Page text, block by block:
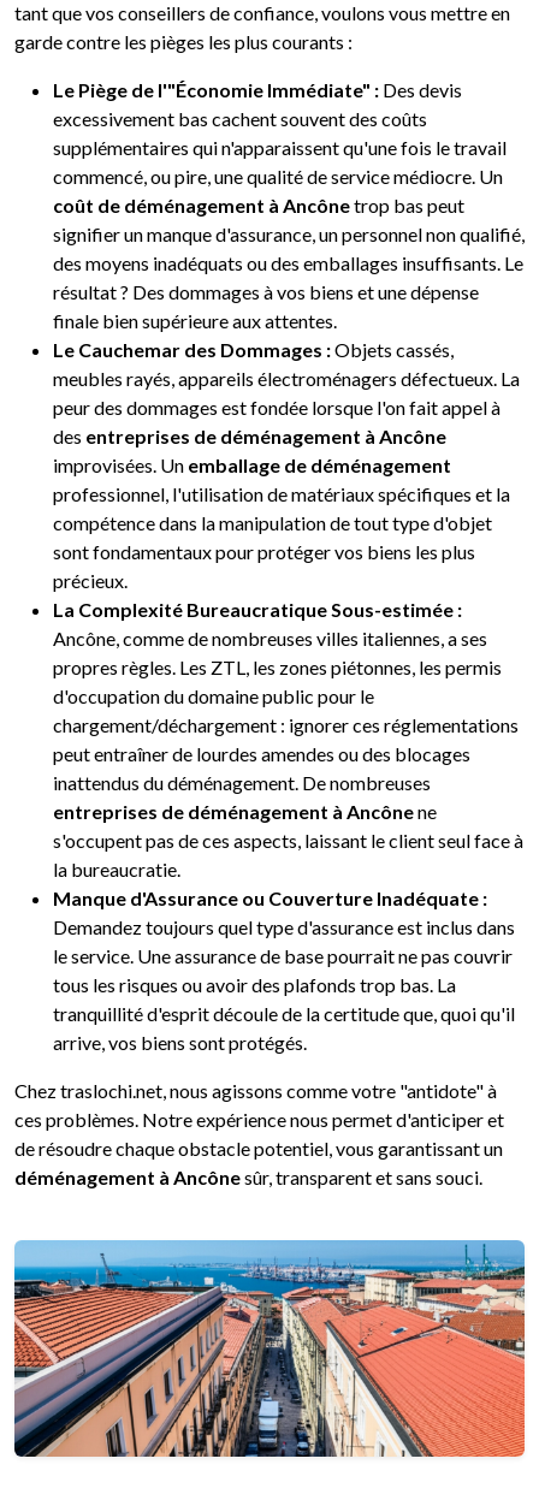
tant que vos conseillers de confiance, voulons vous mettre en
garde contre les pièges les plus courants :
Le Piège de l'"Économie Immédiate" : Des devis
excessivement bas cachent souvent des coûts
supplémentaires qui n'apparaissent qu'une fois le travail
commencé, ou pire, une qualité de service médiocre. Un
coût de déménagement à Ancônetrop bas peut
signifier un manque d'assurance, un personnel non qualifié,
des moyens inadéquats ou des emballages insuffisants. Le
résultat ? Des dommages à vos biens et une dépense
finale bien supérieure aux attentes.
Le Cauchemar des Dommages :Objets cassés,
meubles rayés, appareils électroménagers défectueux. La
peur des dommages est fondée lorsque l'on fait appel à
des entreprises de déménagement à Ancône
improvisées. Un emballage de déménagement
professionnel, l'utilisation de matériaux spécifiques et la
compétence dans la manipulation de tout type d'objet
sont fondamentaux pour protéger vos biens les plus
précieux.
La Complexité Bureaucratique Sous-estimée :
Ancône, comme de nombreuses villes italiennes, a ses
propres règles. Les ZTL, les zones piétonnes, les permis
d'occupation du domaine public pour le
chargement/déchargement : ignorer ces réglementations
peut entraîner de lourdes amendes ou des blocages
inattendus du déménagement. De nombreuses
entreprises de déménagement à Ancônene
s'occupent pas de ces aspects, laissant le client seul face à
la bureaucratie.
Manque d'Assurance ou Couverture Inadéquate :
Demandez toujours quel type d'assurance est inclus dans
le service. Une assurance de base pourrait ne pas couvrir
tous les risques ou avoir des plafonds trop bas. La
tranquillité d'esprit découle de la certitude que, quoi qu'il
arrive, vos biens sont protégés.
Chez traslochi.net, nous agissons comme votre "antidote" à
ces problèmes. Notre expérience nous permet d'anticiper et
de résoudre chaque obstacle potentiel, vous garantissant un
déménagement à Ancônesûr, transparent et sans souci.